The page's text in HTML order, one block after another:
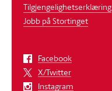
Tilgjengelighetserklæring
Jobb på Stortinget
Facebook
X/Twitter
Instagram